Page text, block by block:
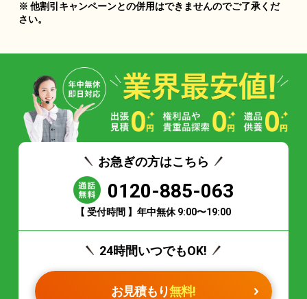
※ 他割引キャンペーンとの併用はできませんのでご了承くだ
さい。
お急ぎの方はこちら
0120-885-063
【 受付時間 】年中無休 9:00〜19:00
24時間いつでもOK!
お見積もり無料!